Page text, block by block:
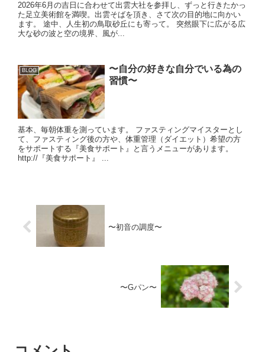
2026年6月の吉日に合わせて出雲大社を参拝し、ずっと行きたかっ
た足立美術館を満喫。出雲そばを頂き、さて次の目的地に向かい
ます。 途中、人生初の鳥取砂丘にも寄って。 突然眼下に広がる広
大な砂の波と空の境界、風が...
BLOG
〜自分の好きな自分でいる為の
習慣〜
基本、毎朝体重を測っています。 ファスティングマイスターとし
て、ファスティング後の方や、体重管理（ダイエット）希望の方
をサポートする『美食サポート』と言うメニューがあります。
http://『美食サポート』 ...
〜初音の調度〜
〜Gパン〜